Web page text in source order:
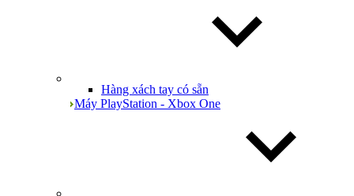
Hàng xách tay có sẵn
Máy PlayStation - Xbox One